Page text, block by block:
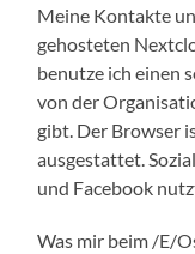
Meine Kontakte
gehosteten
benutze ich einen
von der
gibt. Der Browser
ausgestattet.
und Facebook
Was mir beim /E/